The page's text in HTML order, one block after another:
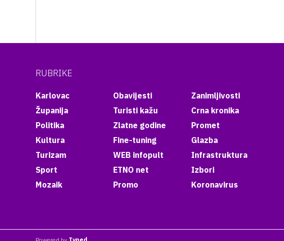
RUBRIKE
Karlovac
Županija
Politika
Kultura
Turizam
Sport
Mozaik
Obavijesti
Turisti kažu
Zlatne godine
Fine-tuning
WEB infopult
ETNO net
Promo
Zanimljivosti
Crna kronika
Promet
Glazba
Infrastruktura
Izbori
Koronavirus
Powered by Typed